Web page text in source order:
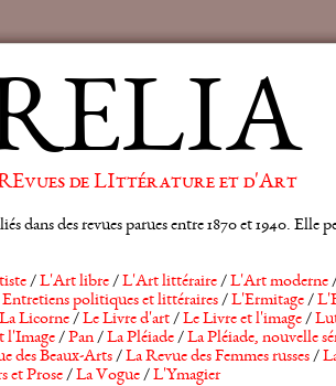
de LIttérature et d'Art
dans des revues parues entre 1870 et 1940. Elle
/L'Art libre/L'Art littéraire/L'Art moderne
Entretiens politiques et littéraires/L'Ermitage/
La Licorne/Le Livre d'art/Le Livre et l'image/
l'Image/Pan/La Pléiade/La Pléiade, nouvelle
des Beaux-Arts/La Revue des Femmes russes/
et Prose/La Vogue/L'Ymagier